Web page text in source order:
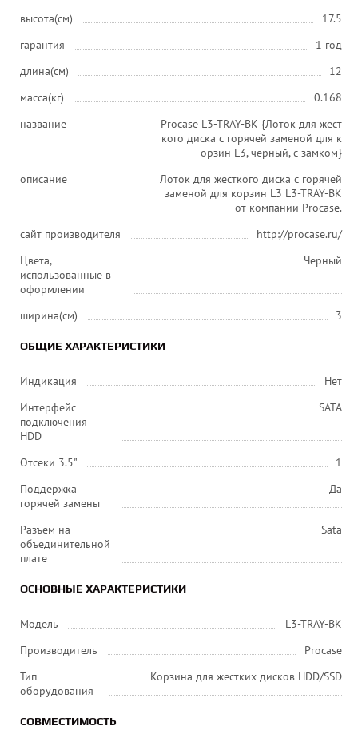
высота(см)
17.5
гарантия
1 год
длина(см)
12
масса(кг)
0.168
название
Procase L3-TRAY-BK {Лоток для жест
кого диска с горячей заменой для к
орзин L3, черный, с замком}
описание
Лоток для жесткого диска с горячей
заменой для корзин L3 L3-TRAY-BK
от компании Procase.
сайт производителя
http://procase.ru/
Цвета,
использованные в
оформлении
Черный
ширина(см) 3
ОБЩИЕ ХАРАКТЕРИСТИКИ
Индикация
Нет
Интерфейс
подключения
HDD
SATA
Отсеки 3.5"
1
Поддержка
горячей замены
Да
Разъем на
объединительной
плате
Sata
ОСНОВНЫЕ ХАРАКТЕРИСТИКИ
Модель
L3-TRAY-BK
Производитель
Procase
Тип
оборудования
Корзина для жестких дисков HDD/SSD
СОВМЕСТИМОСТЬ